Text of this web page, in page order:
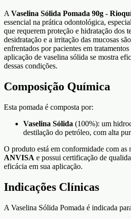
A Vaselina Sólida Pomada 90g -
essencial na prática odontológica,
que requerem proteção e hidratação dos
desidratação e a irritação das mucosas
enfrentados por pacientes em
aplicação de vaselina sólida se mostra
dessas condições.
Composição Química
Esta pomada é composta por:
Vaselina Sólida (100%): um
destilação do petróleo, com alta
O produto está em conformidade com as
ANVISA e possui certificação de
eficácia em sua aplicação.
Indicações Clínicas
A Vaselina Sólida Pomada é indicada